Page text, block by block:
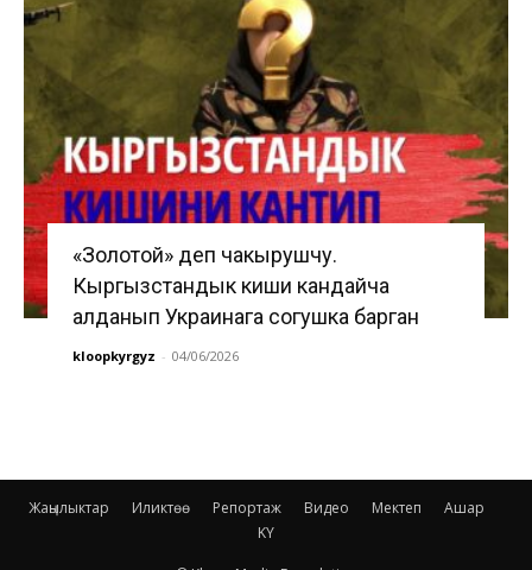
«Золотой» деп чакырушчу.
Кыргызстандык киши кандайча
алданып Украинага согушка барган
kloopkyrgyz - 04/06/2026
Жаңылыктар Иликтөө Репортаж Видео Мектеп
Ашар
KY